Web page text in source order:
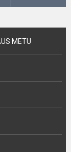
METU